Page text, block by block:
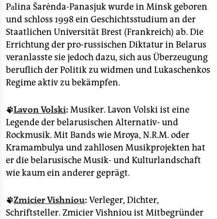
Pаlina Šarėnda-Panasjuk wurde in Minsk geboren
und schloss 1998 ein Geschichtsstudium an der
Staatlichen Universität Brest (Frankreich) ab. Die
Errichtung der pro-russischen Diktatur in Belarus
veranlasste sie jedoch dazu, sich aus Überzeugung
beruflich der Politik zu widmen und Lukaschenkos
Regime aktiv zu bekämpfen.
🐾Lavon Volski: Musiker. Lavon Volski ist eine
Legende der belarusischen Alternativ- und
Rockmusik. Mit Bands wie Mroya, N.R.M. oder
Kramambulya und zahllosen Musikprojekten hat
er die belarusische Musik- und Kulturlandschaft
wie kaum ein anderer geprägt.
🐾Zmicier Vishniou: Verleger, Dichter,
Schriftsteller. Zmicier Vishniou ist Mitbegründer